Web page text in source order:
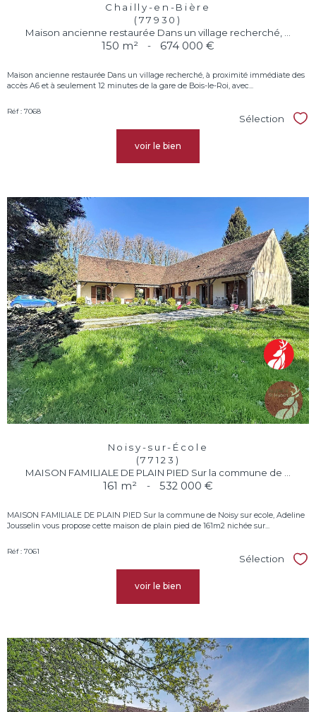
Chailly-en-Bière
(77930)
Maison ancienne restaurée Dans un village recherché, ...
150 m² - 674 000 €
Maison ancienne restaurée Dans un village recherché, à proximité immédiate des
accès A6 et à seulement 12 minutes de la gare de Bois-le-Roi, avec...
Réf : 7068
Sélection
voir le bien
Noisy-sur-École
(77123)
MAISON FAMILIALE DE PLAIN PIED Sur la commune de ...
161 m² - 532 000 €
MAISON FAMILIALE DE PLAIN PIED Sur la commune de Noisy sur ecole, Adeline
Jousselin vous propose cette maison de plain pied de 161m2 nichée sur...
Réf : 7061
Sélection
voir le bien